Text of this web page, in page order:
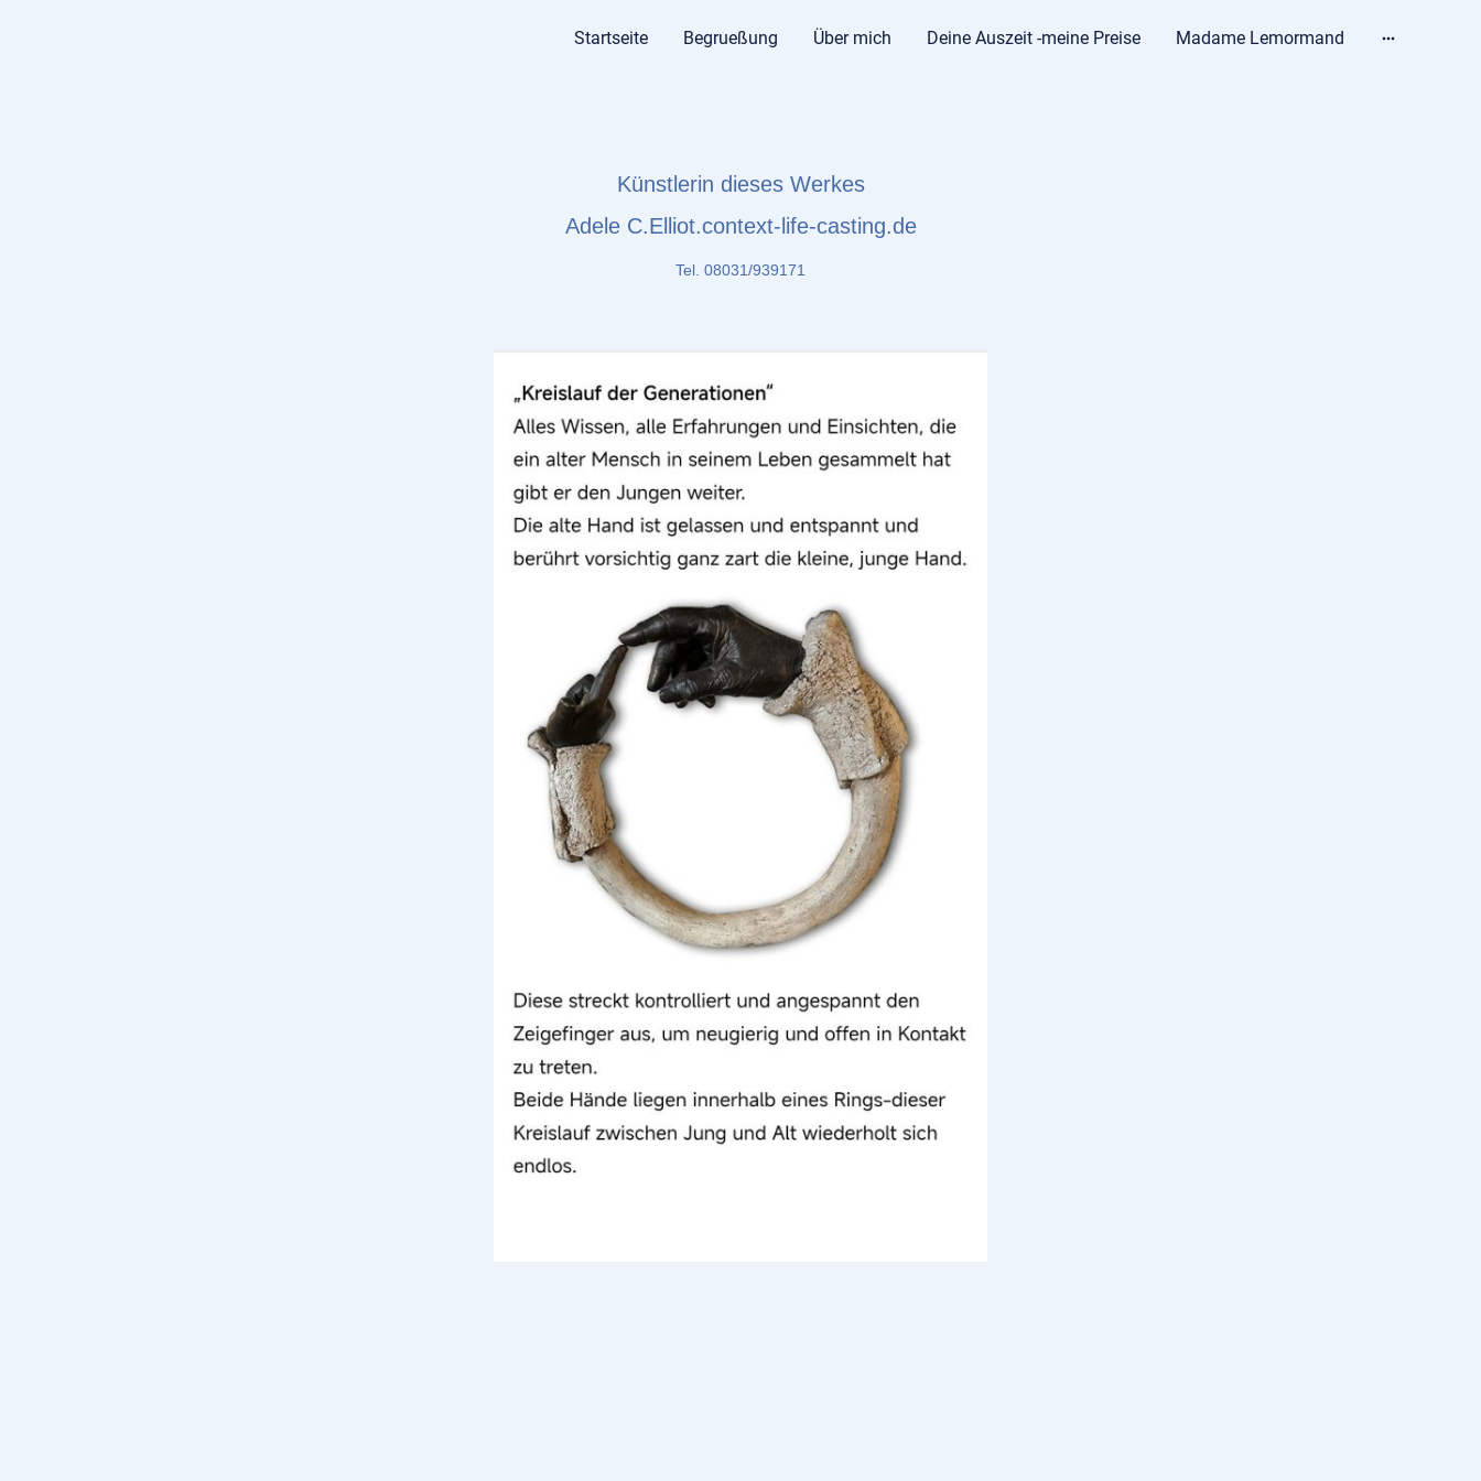
Startseite Begrueßung Über mich Deine Auszeit -meine Preise Madame Lemormand
Künstlerin dieses Werkes
Adele C.Elliot.context-life-casting.de
Tel. 08031/939171